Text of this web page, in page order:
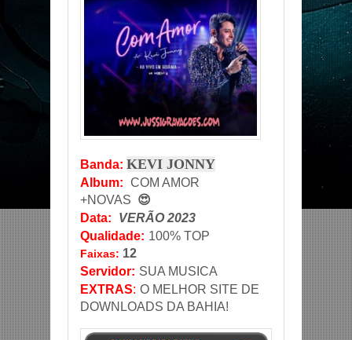
Banda: KEVI JONNY
Album: COM AMOR
+NOVAS 😍
Data:
VERÃO 2023
Qualidade: 100% TOP
Faixas: 12
Servidor: SUA MUSICA
EXTRAS: O MELHOR SITE DE
DOWNLOADS DA BAHIA!